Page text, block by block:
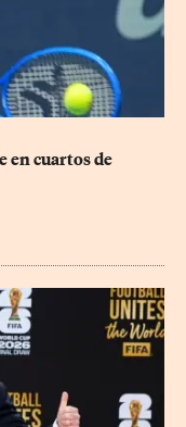
en cuartos de